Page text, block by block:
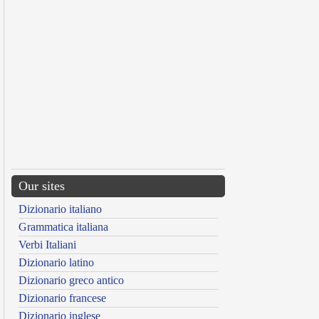
Our sites
Dizionario italiano
Grammatica italiana
Verbi Italiani
Dizionario latino
Dizionario greco antico
Dizionario francese
Dizionario inglese